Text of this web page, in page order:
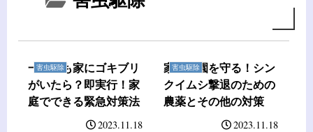
害虫駆除
一匹でも家にゴキブリ
がいたら？即実行！家
庭でできる緊急対策法
2023.11.18
害虫駆除
家庭菜園を守る！シン
クイムシ撃退のための
農薬とその他の対策
2023.11.18